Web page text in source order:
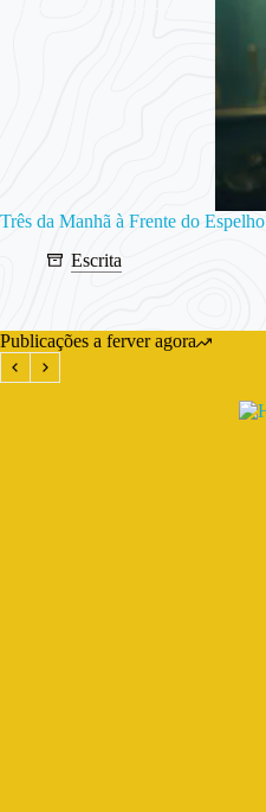
Três da Manhã à Frente do Espelho
Escrita
Publicações a ferver agora